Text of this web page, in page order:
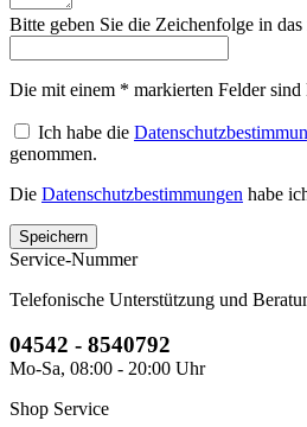
Bitte geben Sie die Zeichenfolge in
Die mit einem * markierten Felder sind
Ich habe die
genommen.
Die Datenschutzbestimmungen habe
Service-Nummer
Telefonische Unterstützung und
04542 - 8540792
Mo-Sa, 08:00 - 20:00 Uhr
Shop Service